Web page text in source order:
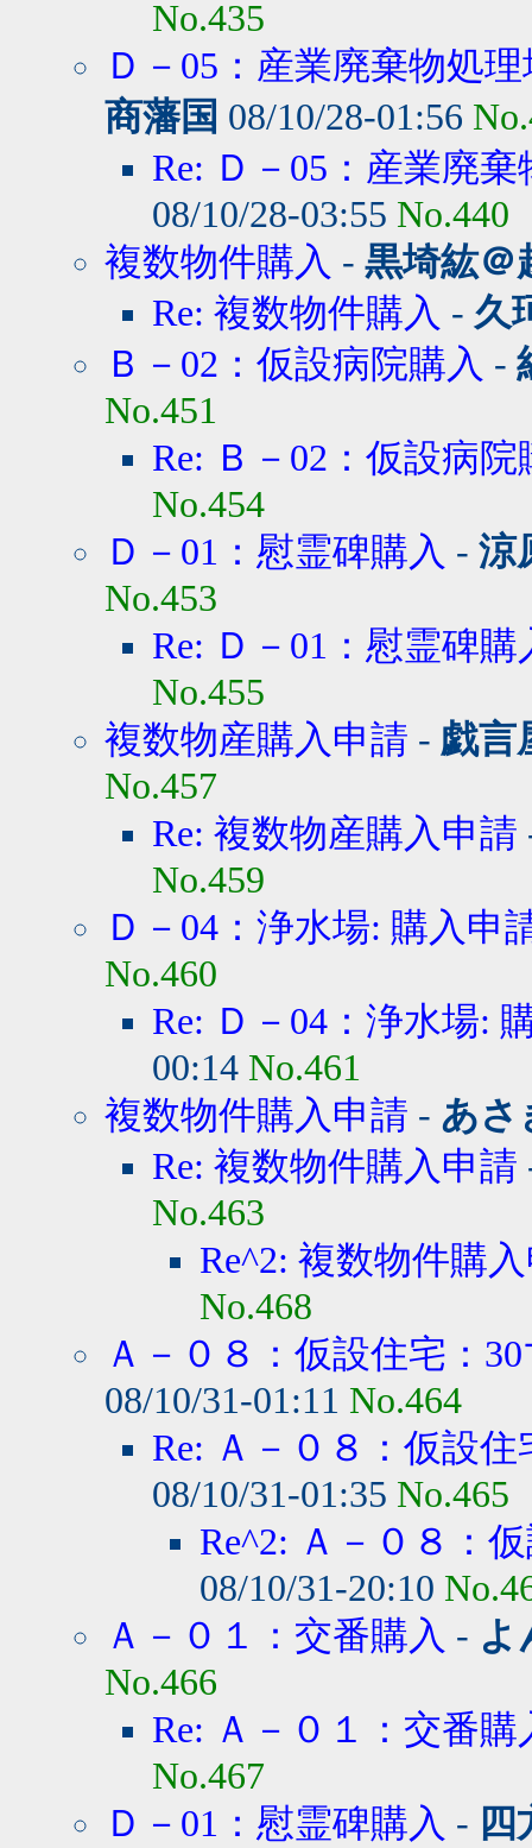
No.435
Ｄ－05：産業廃棄物処
商藩国 08/10/28-01:56
Re: Ｄ－05：産業廃
08/10/28-03:55 No.440
複数物件購入 - 黒埼紘＠
Re: 複数物件購入 - 久
Ｂ－02：仮設病院購入 -
No.451
Re: Ｂ－02：仮設病院
No.454
Ｄ－01：慰霊碑購入 - 涼
No.453
Re: Ｄ－01：慰霊碑購
No.455
複数物産購入申請 - 戯言
No.457
Re: 複数物産購入申請
No.459
Ｄ－04：浄水場: 購入申
No.460
Re: Ｄ－04：浄水場:
00:14 No.461
複数物件購入申請 - あさ
Re: 複数物件購入申請
No.463
Re^2: 複数物件購
No.468
Ａ－０８：仮設住宅：
08/10/31-01:11 No.464
Re: Ａ－０８：仮設住
08/10/31-01:35 No.465
Re^2: Ａ－０８：
08/10/31-20:10
Ａ－０１：交番購入 - よ
No.466
Re: Ａ－０１：交番購
No.467
Ｄ－01：慰霊碑購入 -